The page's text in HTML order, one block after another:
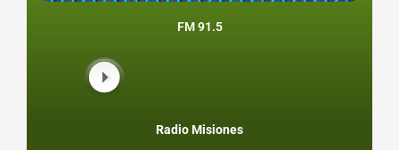
FM 91.5
Radio Misiones